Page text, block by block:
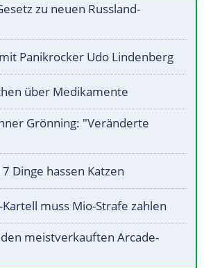
zu neuen Russland-
Panikrocker Udo Lindenberg
über Medikamente
Grönning: "Veränderte
Dinge hassen Katzen
muss Mio-Strafe zahlen
meistverkauften Arcade-